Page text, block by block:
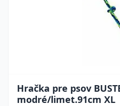
Hračka pre psov
modré/limet.91cm XL